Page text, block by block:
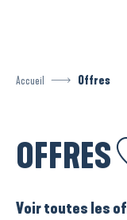
Accueil Offres
OFFRES
Voir toutes les